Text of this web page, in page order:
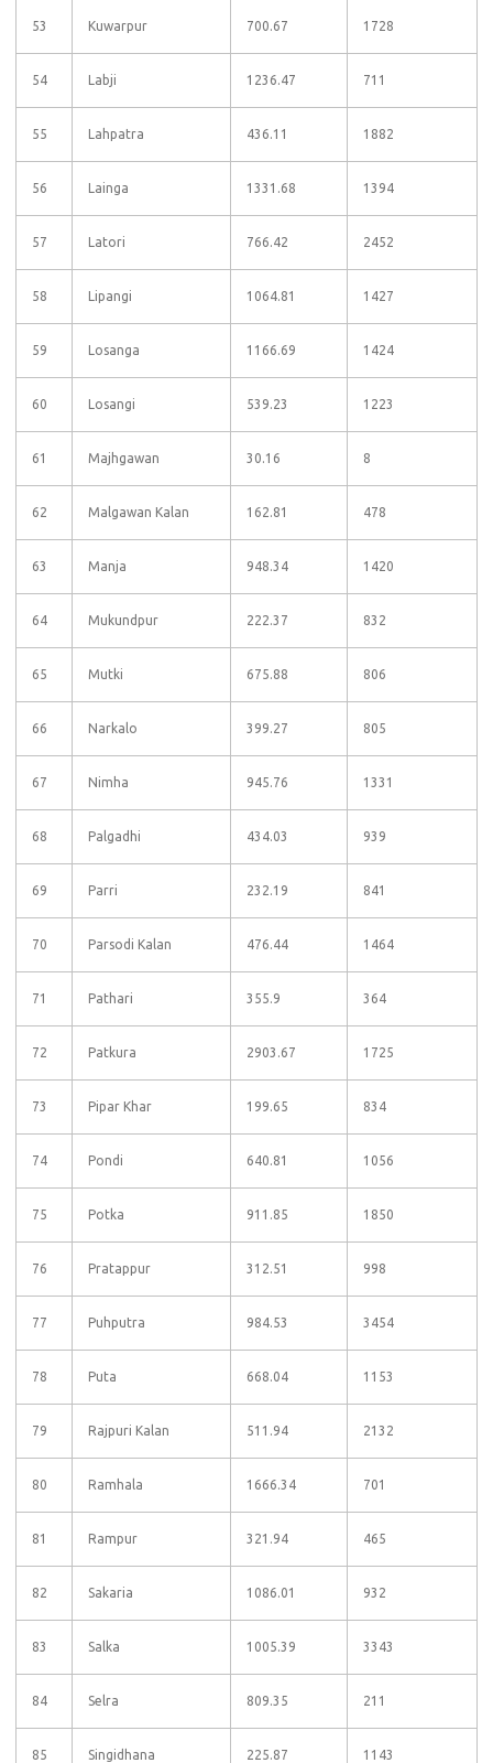
53 Kuwarpur 700.67 1728
54 Labji 1236.47 711
55 Lahpatra 436.11 1882
56 Lainga 1331.68 1394
57 Latori 766.42 2452
58 Lipangi 1064.81 1427
59 Losanga 1166.69 1424
60 Losangi 539.23 1223
61 Majhgawan 30.16 8
62 Malgawan Kalan 162.81 478
63 Manja 948.34 1420
64 Mukundpur 222.37 832
65 Mutki 675.88 806
66 Narkalo 399.27 805
67 Nimha 945.76 1331
68 Palgadhi 434.03 939
69 Parri 232.19 841
70 Parsodi Kalan 476.44 1464
71 Pathari 355.9 364
72 Patkura 2903.67 1725
73 Pipar Khar 199.65 834
74 Pondi 640.81 1056
75 Potka 911.85 1850
76 Pratappur 312.51 998
77 Puhputra 984.53 3454
78 Puta 668.04 1153
79 Rajpuri Kalan 511.94 2132
80 Ramhala 1666.34 701
81 Rampur 321.94 465
82 Sakaria 1086.01 932
83 Salka 1005.39 3343
84 Selra 809.35 211
85 Singidhana 225.87 1143